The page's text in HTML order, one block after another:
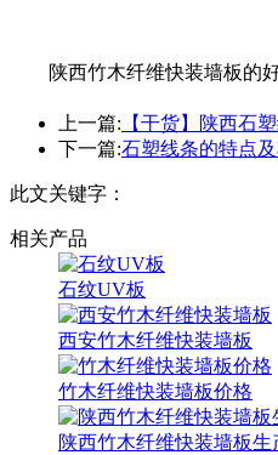
陕西竹木纤维快装墙板的
上一篇: 【干货】陕西石
下一篇:石塑线条的特点
此文关键字：
相关产品
石纹UV板
西安竹木纤维快装墙板
竹木纤维快装墙板价格
陕西竹木纤维快装墙板生